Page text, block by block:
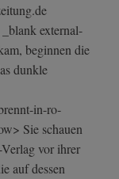
external-
beginnen die
dunkle
in-ro­
Sie schauen
vor ihrer
auf dessen